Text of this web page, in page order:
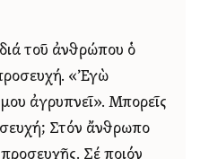
τοῦ ἀνθρώπου ὁ
«Ἐγὼ
ἀγρυπνεῖ». Μπορεῖς
Στόν ἄνθρωπο
Σέ ποιόν